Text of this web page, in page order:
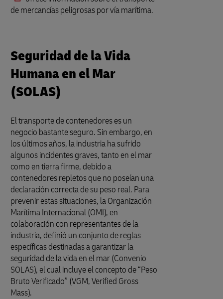
de mercancías peligrosas por vía marítima.
Seguridad de la Vida
Humana en el Mar
(SOLAS)
El transporte de contenedores es un
negocio bastante seguro. Sin embargo, en
los últimos años, la industria ha sufrido
algunos incidentes graves, tanto en el mar
como en tierra firme, debido a
contenedores repletos que no poseían una
declaración correcta de su peso real. Para
prevenir estas situaciones, la Organización
Marítima Internacional (OMI), en
colaboración con representantes de la
industria, definió un conjunto de reglas
específicas destinadas a garantizar la
seguridad de la vida en el mar (Convenio
SOLAS), el cual incluye el concepto de “Peso
Bruto Verificado” (VGM, Verified Gross
Mass).